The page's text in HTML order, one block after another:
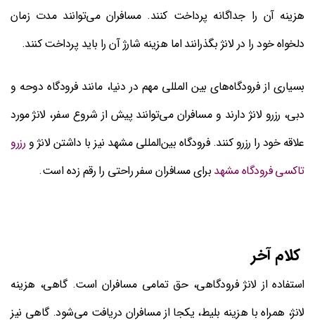
هزینه آن را جداگانه پرداخت کنند. مسافران می‌توانند مدت زمان
دلخواه خود را در لانژ بگذرانند اما هزینه شارژ آن را باید پرداخت کنند.
بسیاری از فرودگاه‌های بین المللی مهم در دنیا، مانند فرودگاه دوحه و
دبی، رزرو لانژ دارند و مسافران می‌توانند پیش از شروع سفر، لانژ مورد
علاقه خود را رزرو کنند. فرودگاه بین‌المللی مشهد نیز با داشتن لانژ و رزرو
تاکسی فرودگاه مشهد برای مسافران سفر راحتی را رقم زده است.
کلام آخر
استفاده از لانژ فرودگاهی، حق تمامی مسافران است. گاهی، هزینه
لانژ، همراه با هزینه بلیط، یکجا از مسافران دریافت می‌شود. گاهی نیز